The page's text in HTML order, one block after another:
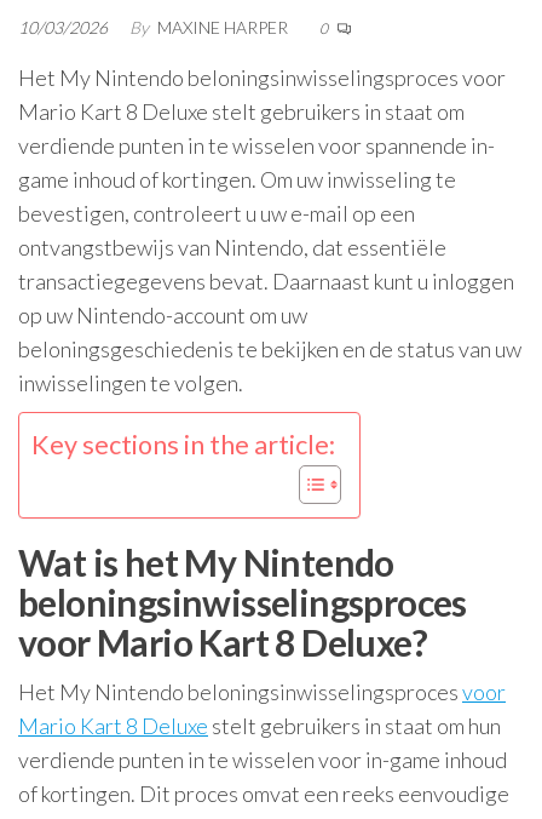
10/03/2026 By MAXINE HARPER 0
Het My Nintendo beloningsinwisselingsproces voor
Mario Kart 8 Deluxe stelt gebruikers in staat om
verdiende punten in te wisselen voor spannende in-
game inhoud of kortingen. Om uw inwisseling te
bevestigen, controleert u uw e-mail op een
ontvangstbewijs van Nintendo, dat essentiële
transactiegegevens bevat. Daarnaast kunt u inloggen
op uw Nintendo-account om uw
beloningsgeschiedenis te bekijken en de status van uw
inwisselingen te volgen.
Key sections in the article:
Wat is het My Nintendo
beloningsinwisselingsproces
voor Mario Kart 8 Deluxe?
Het My Nintendo beloningsinwisselingsprocesvoor
Mario Kart 8 Deluxe stelt gebruikers in staat om hun
verdiende punten in te wisselen voor in-game inhoud
of kortingen. Dit proces omvat een reeks eenvoudige